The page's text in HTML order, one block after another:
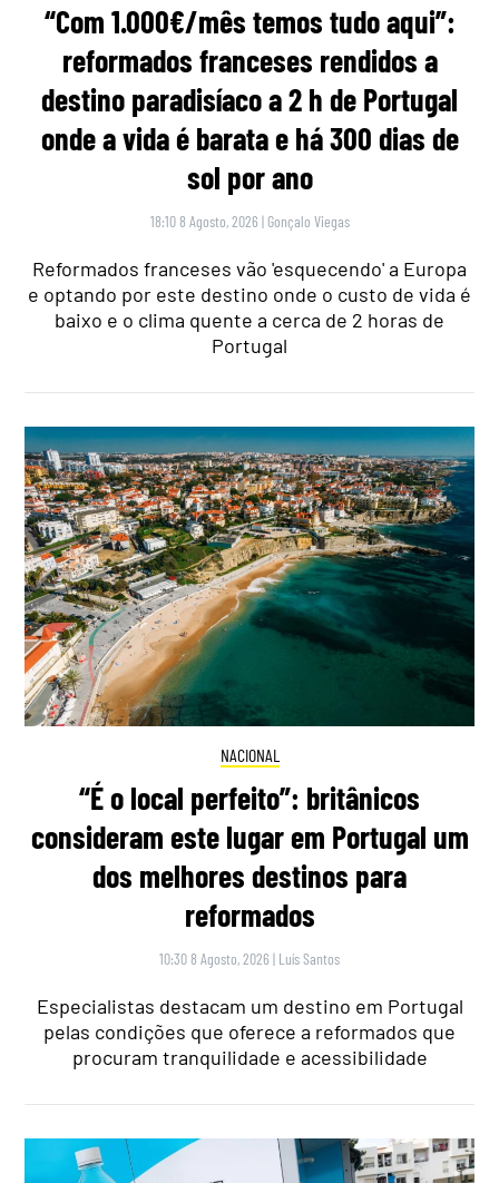
“Com 1.000€/mês temos tudo aqui”:
reformados franceses rendidos a
destino paradisíaco a 2 h de Portugal
onde a vida é barata e há 300 dias de
sol por ano
18:10 8 Agosto, 2026 | Gonçalo Viegas
Reformados franceses vão 'esquecendo' a Europa
e optando por este destino onde o custo de vida é
baixo e o clima quente a cerca de 2 horas de
Portugal
NACIONAL
“É o local perfeito”: britânicos
consideram este lugar em Portugal um
dos melhores destinos para
reformados
10:30 8 Agosto, 2026 | Luís Santos
Especialistas destacam um destino em Portugal
pelas condições que oferece a reformados que
procuram tranquilidade e acessibilidade